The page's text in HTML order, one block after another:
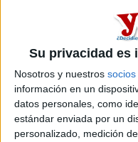
Su privacidad es
Nosotros y nuestros socios
información en un
datos personales, como
estándar enviada por un
personalizado, medición
Tus apellidos:
Tu email:*